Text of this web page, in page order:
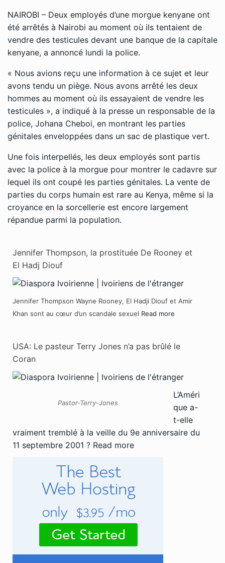
NAIROBI – Deux employés d’une morgue kenyane ont
été arrêtés à Nairobi au moment où ils tentaient de
vendre des testicules devant une banque de la capitale
kenyane, a annoncé lundi la police.
« Nous avions reçu une information à ce sujet et leur
avons tendu un piège. Nous avons arrêté les deux
hommes au moment où ils essayaient de vendre les
testicules », a indiqué à la presse un responsable de la
police, Johana Cheboi, en montrant les parties
génitales enveloppées dans un sac de plastique vert.
Une fois interpellés, les deux employés sont partis
avec la police à la morgue pour montrer le cadavre sur
lequel ils ont coupé les parties génitales. La vente de
parties du corps humain est rare au Kenya, même si la
croyance en la sorcellerie est encore largement
répandue parmi la population.
Jennifer Thompson, la prostituée De Rooney et
El Hadj Diouf
Jennifer Thompson Wayne Rooney, El Hadji Diouf et Amir
Khan sont au cœur d’un scandale sexuel Read more
USA: Le pasteur Terry Jones n’a pas brûlé le
Coran
Pastor-Terry-Jones
L’Améri
que a-
t-elle
vraiment tremblé à la veille du 9e anniversaire du
11 septembre 2001 ? Read more